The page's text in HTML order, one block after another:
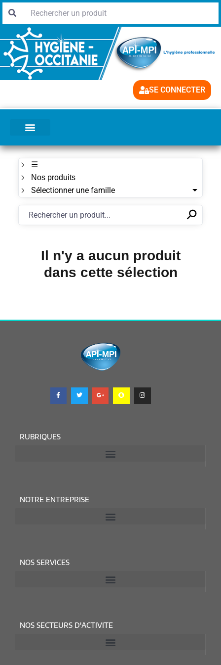
SE CONNECTER
☰
Nos produits
Sélectionner une famille
✕⚲
Il n'y a aucun produit
dans cette sélection
RUBRIQUES
NOTRE ENTREPRISE
NOS SERVICES
NOS SECTEURS D'ACTIVITE